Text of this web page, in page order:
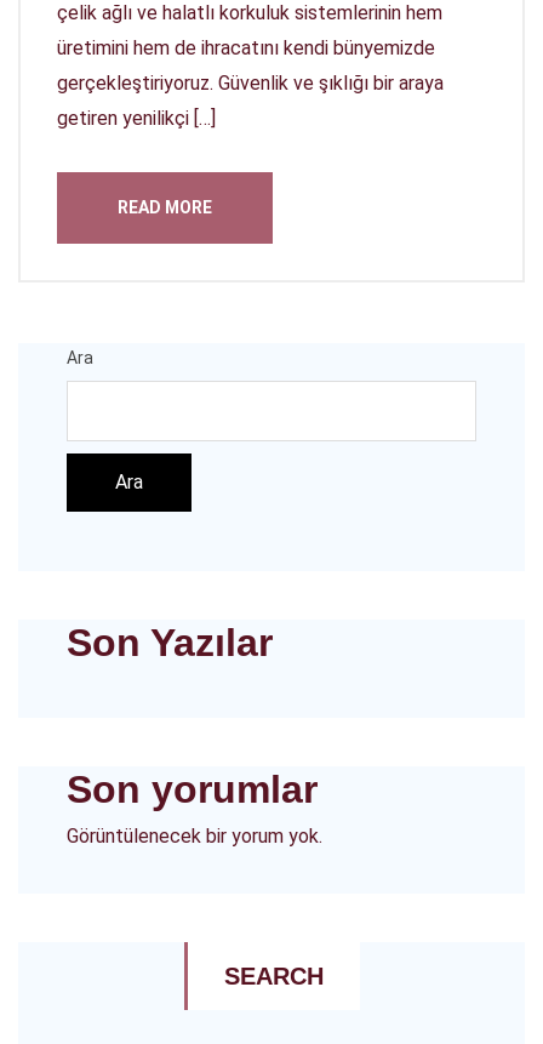
çelik ağlı ve halatlı korkuluk sistemlerinin hem
üretimini hem de ihracatını kendi bünyemizde
gerçekleştiriyoruz. Güvenlik ve şıklığı bir araya
getiren yenilikçi […]
READ MORE
Ara
Ara
Son Yazılar
Son yorumlar
Görüntülenecek bir yorum yok.
SEARCH